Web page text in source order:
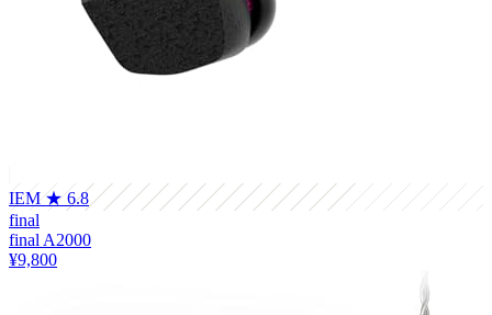
IEM ★ 6.8
final
final A2000
¥9,800